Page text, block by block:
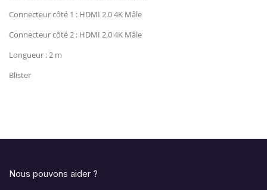
Connecteur côté 1 : HDMI 2.0 4K Mâle
Connecteur côté 2 : HDMI 2.0 4K Mâle
Longueur : 2 m
Blister
Nous pouvons aider ?